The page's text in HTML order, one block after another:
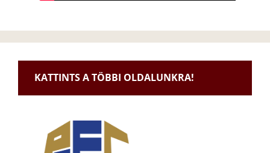
KATTINTS A TÖBBI OLDALUNKRA!